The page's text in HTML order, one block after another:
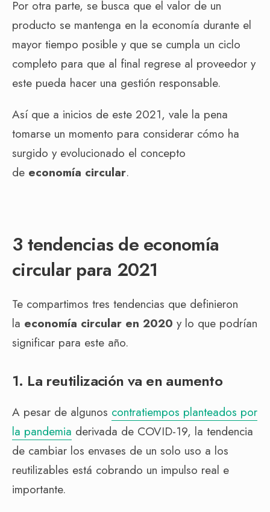
Por otra parte, se busca que el valor de un
producto se mantenga en la economía durante el
mayor tiempo posible y que se cumpla un ciclo
completo para que al final regrese al proveedor y
este pueda hacer una gestión responsable.
Así que a inicios de este 2021, vale la pena
tomarse un momento para considerar cómo ha
surgido y evolucionado el concepto
de economía circular.
3 tendencias de economía
circular para 2021
Te compartimos tres tendencias que definieron
la economía circular en 2020 y lo que podrían
significar para este año.
1. La reutilización va en aumento
A pesar de algunos contratiempos planteados por
la pandemia derivada de COVID-19, la tendencia
de cambiar los envases de un solo uso a los
reutilizables está cobrando un impulso real e
importante.